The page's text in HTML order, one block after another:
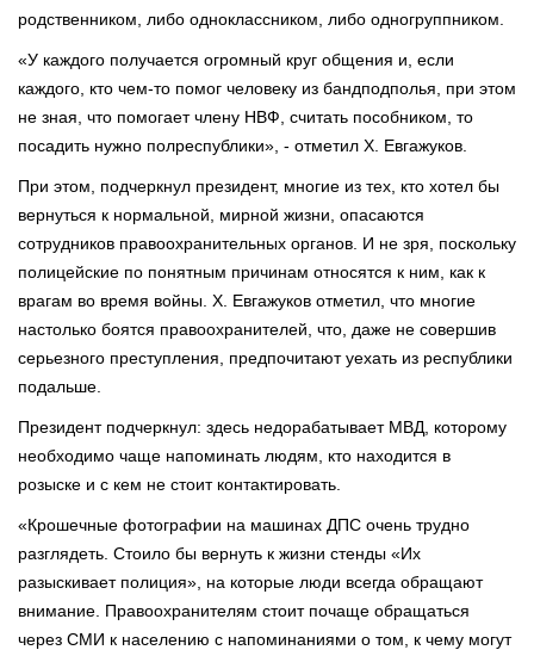
родственником, либо одноклассником, либо одногруппником.
«У каждого получается огромный круг общения и, если
каждого, кто чем-то помог человеку из бандподполья, при этом
не зная, что помогает члену НВФ, считать пособником, то
посадить нужно полреспублики», - отметил Х. Евгажуков.
При этом, подчеркнул президент, многие из тех, кто хотел бы
вернуться к нормальной, мирной жизни, опасаются
сотрудников правоохранительных органов. И не зря, поскольку
полицейские по понятным причинам относятся к ним, как к
врагам во время войны. Х. Евгажуков отметил, что многие
настолько боятся правоохранителей, что, даже не совершив
серьезного преступления, предпочитают уехать из республики
подальше.
Президент подчеркнул: здесь недорабатывает МВД, которому
необходимо чаще напоминать людям, кто находится в
розыске и с кем не стоит контактировать.
«Крошечные фотографии на машинах ДПС очень трудно
разглядеть. Стоило бы вернуть к жизни стенды «Их
разыскивает полиция», на которые люди всегда обращают
внимание. Правоохранителям стоит почаще обращаться
через СМИ к населению с напоминаниями о том, к чему могут